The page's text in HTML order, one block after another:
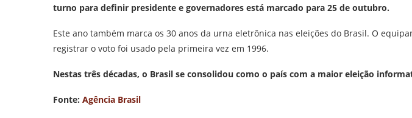
turno para definir presidente e governadores está marcado para 25 de outubro.
Este ano também marca os 30 anos da urna eletrônica nas eleições do Brasil. O
registrar o voto foi usado pela primeira vez em 1996.
Nestas três décadas, o Brasil se consolidou como o país com a maior eleição
Fonte: Agência Brasil